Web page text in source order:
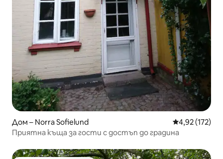
Дом – Norra Sofielund Средна
4,92 (172)
Приятна къща за гости с достъп до градина